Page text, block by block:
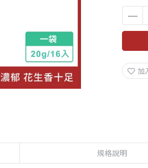
加
規格說明